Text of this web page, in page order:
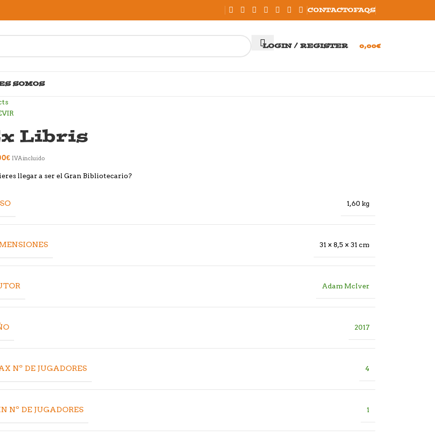
CONTACTOFAQS
LOGIN / REGISTER 0,00€
SOMOS
Libris
€ IVA incluido
llegar a ser el Gran Bibliotecario?
1,60 kg
31 × 8,5 × 31 cm
Adam McIver
2017
Nº DE JUGADORES 4
Nº DE JUGADORES 1